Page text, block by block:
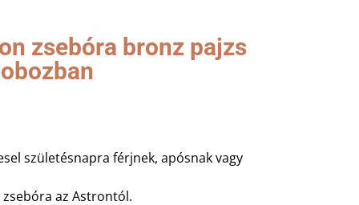
zsebóra bronz pajzs
születésnapra férjnek, apósnak vagy
az Astrontól.